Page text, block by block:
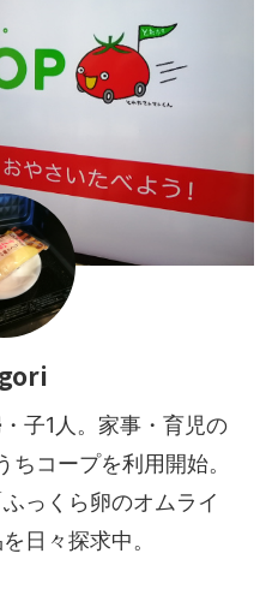
子1人。家事・育児の
コープを利用開始。
っくら卵のオムライ
日々探求中。